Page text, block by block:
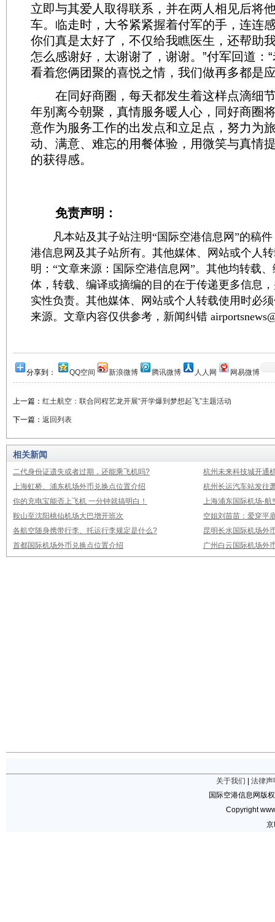
立即与其爱人取得联系，并在两人相见后将
车。临走时，大爷紧紧握着付军的手，连连
你们真是太好了，不仅给我瞧医生，还帮助
怎么感谢好，太谢谢了，谢谢。”付军回道：
看着您俩团聚的喜悦之情，我们做再多都是
在同好商圈，每天都发生着这样点滴细
年别离今朝聚，真情服务暖人心，同好商圈
意作为服务工作的出发点和立足点，努力为
动、满意、难忘的用餐体验，用微笑与真情
的获得感。
免责声明：
凡本站及其子站注明“国际空港信息网”的稿件
港信息网及其子站所有。其他媒体、网站或个人
明：“文章来源：国际空港信息网”。其他均转载
体，转载、编译或摘编的目的在于传递更多信息
实性负责。其他媒体、网站或个人转载使用时必
来源。文章内容仅供参考，新闻纠错
分享到： QQ空间 新浪微博 腾讯微博 人人网 网易微博
上一篇： 红土航空：联合同程艺龙开展“开学爆到梦想起飞”主题活动
下一篇： 返回列表
相关新闻
二代身份证遗失或者过期，还能乘飞机吗?
杭州未来科技城开通
上海虹桥、浦东机场外币兑换点位置介绍
杭州长运汽车站发往
你的充电宝能否上飞机 一分钟就搞明白！
上海浦东国际机场-航
鞍山至沈阳桃仙机场大巴增开班次
空姐刘苗苗：爱穿平
各航空随身携带行李、托运行李规定是什么?
昆明长水国际机场外
首都国际机场外币兑换点位置介绍
广州白云国际机场外
关于我们
法律声
国际空港信息网版
Copyright